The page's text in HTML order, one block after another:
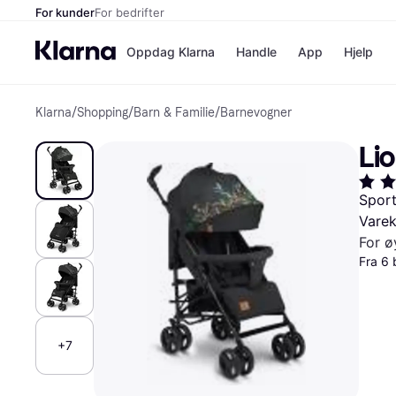
For kunderFor bedrifter
Oppdag Klarna
Betal nå
Betal i 3
Betal innen
Finansiering
Handle
kicks.no
App Hjelp
Klarna/Shopping/Barn & Familie/Barnevogner
+7
For
Fra 6